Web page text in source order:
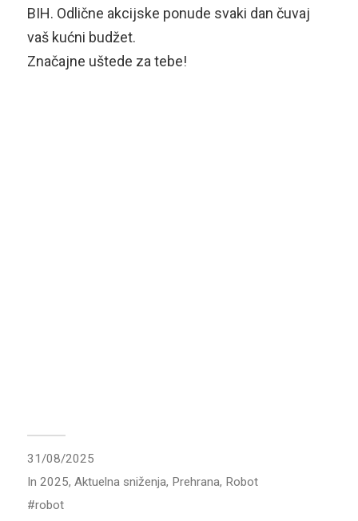
BIH. Odlične akcijske ponude svaki dan čuvaj
vaš kućni budžet.
Značajne uštede za tebe!
31/08/2025
In 2025, Aktuelna sniženja, Prehrana, Robot
robot